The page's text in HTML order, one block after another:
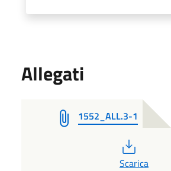
Allegati
1552_ALL.3-1
PDF
Scarica